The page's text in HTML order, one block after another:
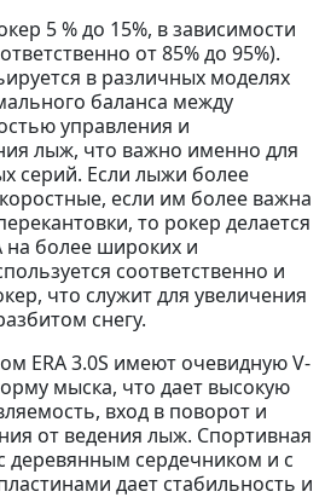
5 % до 15%, в зависимости
от 85% до 95%).
в различных моделях
баланса между
управления и
лыж, что важно именно для
серий. Если лыжи более
если им более важна
то рокер делается
более широких и
соответственно и
что служит для увеличения
снегу.
ERA 3.0S имеют очевидную V-
мыска, что дает высокую
вход в поворот и
от ведения лыж. Спортивная
деревянным сердечником и с
дает стабильность и